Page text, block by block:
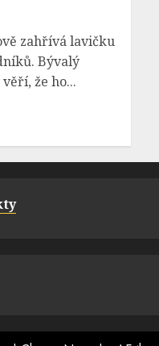
zahřívá lavičku
Bývalý
že ho...